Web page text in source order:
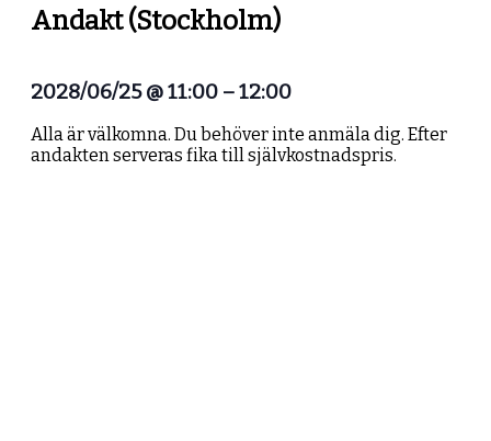
Andakt (Stockholm)
2028/06/25@11:00 –12:00
Alla är välkomna. Du behöver inte anmäla dig. Efter
andakten serveras fika till självkostnadspris.